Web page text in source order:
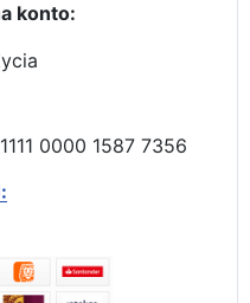
konto:
0000 1587 7356